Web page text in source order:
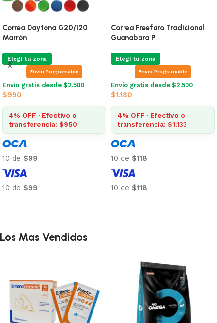
Correa Daytona G20/120
Marrón
Elegí tu zona
Envio Programable
Envío gratis desde $2.500
$990
4% OFF · Efectivo o
transferencia: $950
10 de $99
10 de $99
Correa Freefaro Tradicional
Guanabara P
Elegí tu zona
Envio Programable
Envío gratis desde $2.500
$1.180
4% OFF · Efectivo o
transferencia: $1.133
10 de $118
10 de $118
Los Mas Vendidos